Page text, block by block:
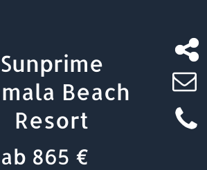
Sunprime
Beach
Resort
ab 865 €